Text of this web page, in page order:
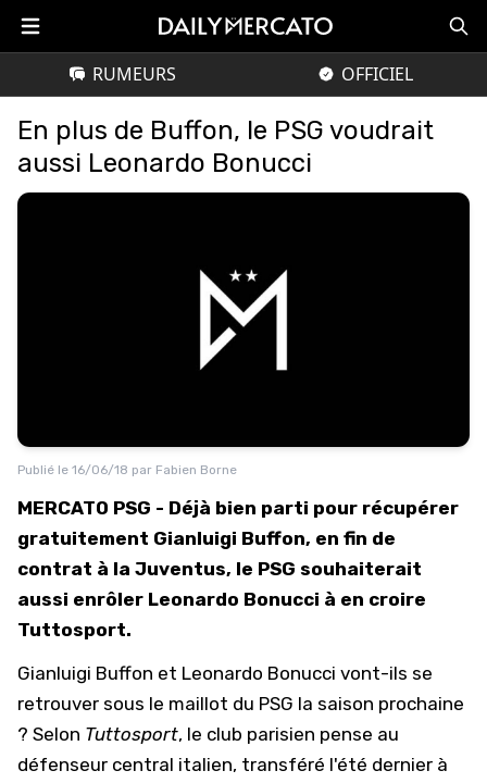
RUMEURS OFFICIEL
En plus de Buffon, le PSG voudrait
aussi Leonardo Bonucci
Publié le 16/06/18 par Fabien Borne
MERCATO PSG - Déjà bien parti pour récupérer
gratuitement Gianluigi Buffon, en fin de
contrat à la Juventus, le PSG souhaiterait
aussi enrôler Leonardo Bonucci à en croire
Tuttosport.
Gianluigi Buffon et Leonardo Bonucci vont-ils se
retrouver sous le maillot du PSG la saison prochaine
? Selon Tuttosport, le club parisien pense au
défenseur central italien, transféré l'été dernier à